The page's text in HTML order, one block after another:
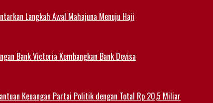
Langkah Awal Mahajuna Menuju Haji
Bank Victoria Kembangkan Bank Devisa
Keuangan Partai Politik dengan Total Rp 20,5 Miliar